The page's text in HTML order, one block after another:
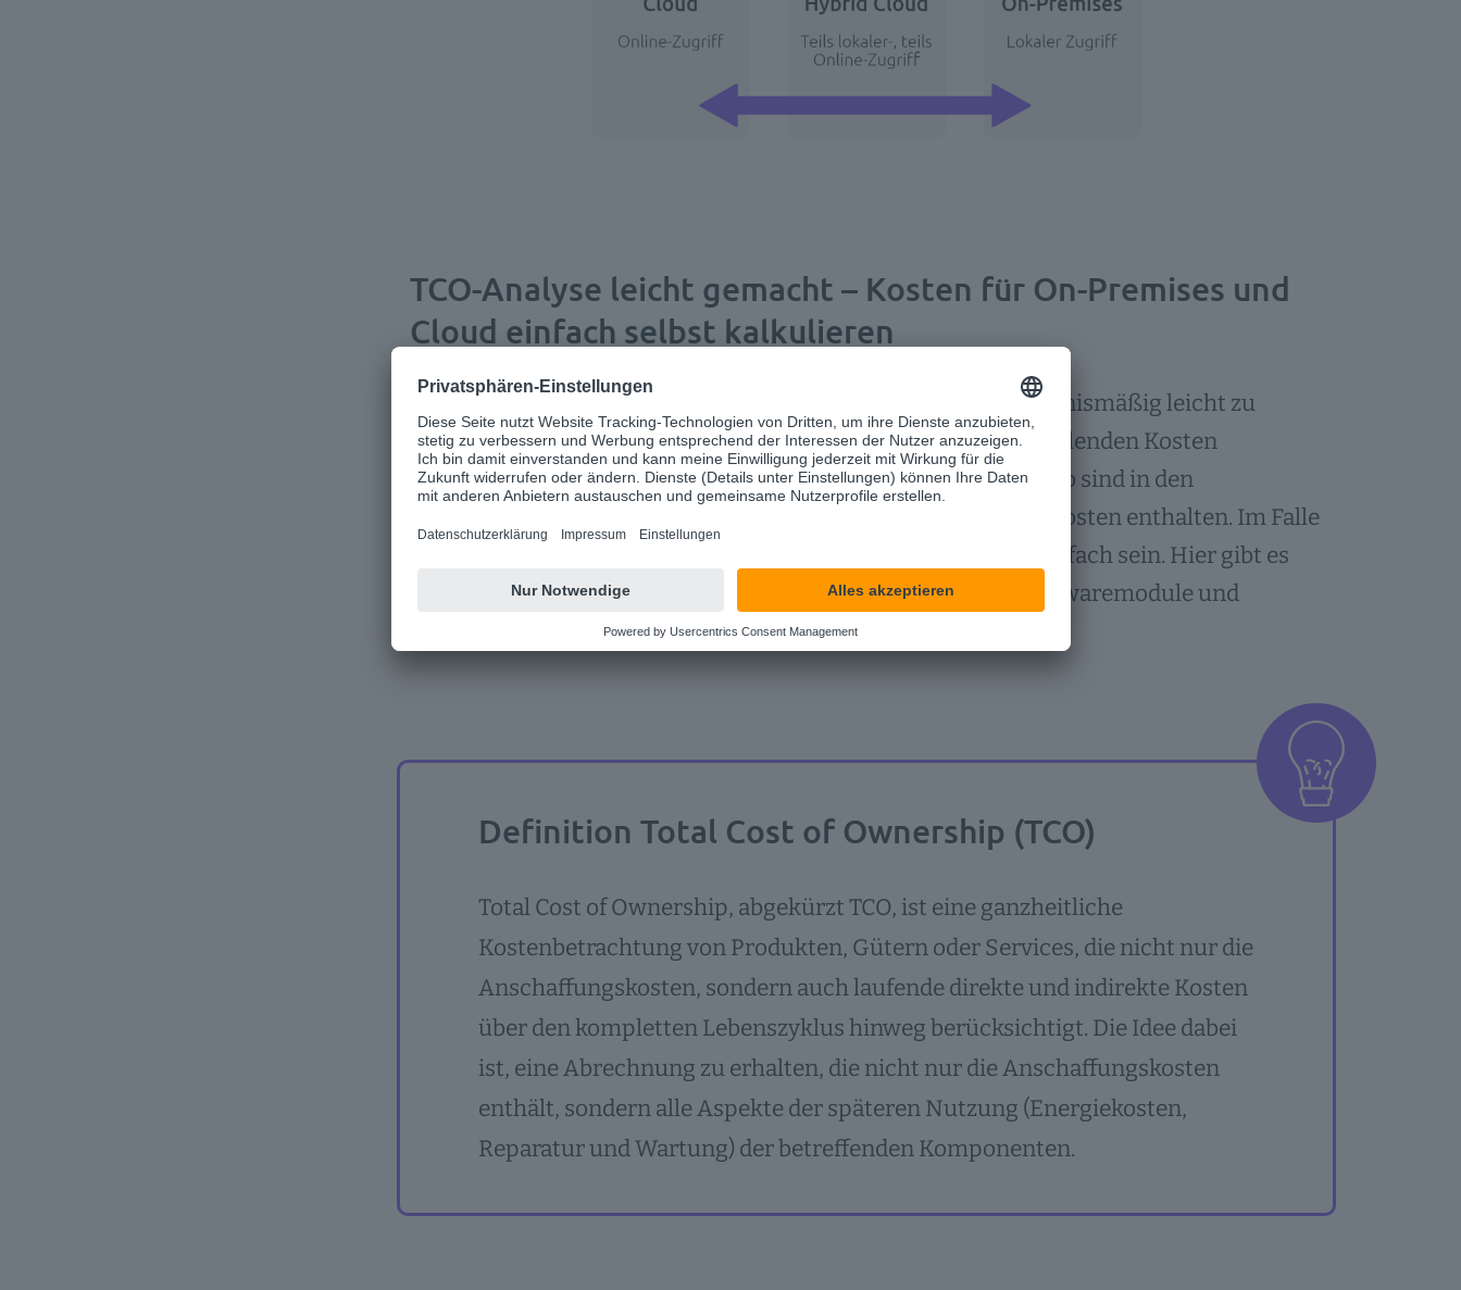
TCO-Analyse leicht gemacht – Kosten für On-Premises und
Cloud einfach selbst kalkulieren
Die jährlichen Kosten im Falle einer Cloud-Lösung sind verhältnismäßig leicht zu
kalkulieren. Cloud-Anbieter stellen in der Regel sämtliche anfallenden Kosten
übersichtlich und transparent in der Angebotserstellung dar. So sind in den
ausgewiesenen monatlichen SaaS-Gebühren alle relevanten Kosten enthalten. Im Falle
von On-Premises kann dies unter Umständen nicht ganz so einfach sein. Hier gibt es
beispielsweise den einmaligen Kaufpreis für die einzelnen Softwaremodule und
jährlich zu zahlende Softwarepflege- und Wartungsgebühren.
Definition Total Cost of Ownership (TCO)
Total Cost of Ownership, abgekürzt TCO, ist eine ganzheitliche
Kostenbetrachtung von Produkten, Gütern oder Services, die nicht nur die
Anschaffungskosten, sondern auch laufende direkte und indirekte Kosten
über den kompletten Lebenszyklus hinweg berücksichtigt. Die Idee dabei
ist, eine Abrechnung zu erhalten, die nicht nur die Anschaffungskosten
enthält, sondern alle Aspekte der späteren Nutzung (Energiekosten,
Reparatur und Wartung) der betreffenden Komponenten.